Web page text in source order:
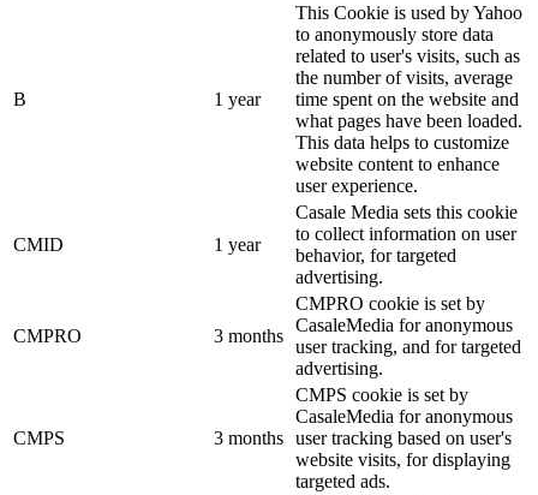
B 1 year
This Cookie is used by Yahoo
to anonymously store data
related to user's visits, such as
the number of visits, average
time spent on the website and
what pages have been loaded.
This data helps to customize
website content to enhance
user experience.
CMID 1 year
Casale Media sets this cookie
to collect information on user
behavior, for targeted
advertising.
CMPRO 3 months
CMPRO cookie is set by
CasaleMedia for anonymous
user tracking, and for targeted
advertising.
CMPS 3 months
CMPS cookie is set by
CasaleMedia for anonymous
user tracking based on user's
website visits, for displaying
targeted ads.